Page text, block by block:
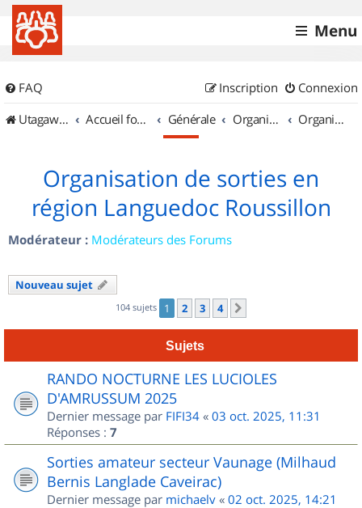
Menu
FAQ Connexion
Inscription
UtagawaVTT (Randos VTT et VTTAE avec traces GPS)
Accueil forum Générale Organisation de sorties & Recherche de partenaires Organisation de sorties en région Languedoc Roussillon
Organisation de sorties en
région Languedoc Roussillon
Modérateur : Modérateurs des Forums
Nouveau sujet
104 sujets 1 2 3 4
Sujets
RANDO NOCTURNE LES LUCIOLES
D'AMRUSSUM 2025
Dernier message par FIFI34 « 03 oct. 2025, 11:31
Réponses : 7
Sorties amateur secteur Vaunage (Milhaud
Bernis Langlade Caveirac)
Dernier message par michaelv « 02 oct. 2025, 14:21